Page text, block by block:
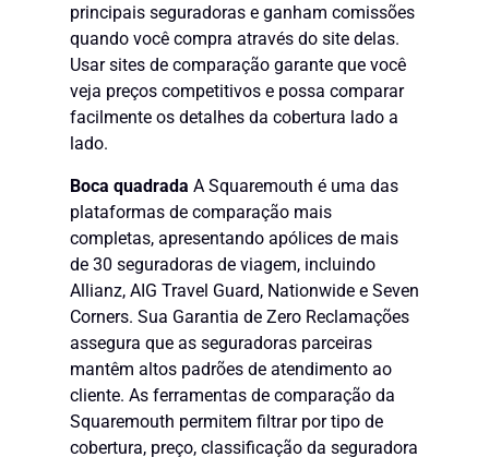
principais seguradoras e ganham comissões
quando você compra através do site delas.
Usar sites de comparação garante que você
veja preços competitivos e possa comparar
facilmente os detalhes da cobertura lado a
lado.
Boca quadrada A Squaremouth é uma das
plataformas de comparação mais
completas, apresentando apólices de mais
de 30 seguradoras de viagem, incluindo
Allianz, AIG Travel Guard, Nationwide e Seven
Corners. Sua Garantia de Zero Reclamações
assegura que as seguradoras parceiras
mantêm altos padrões de atendimento ao
cliente. As ferramentas de comparação da
Squaremouth permitem filtrar por tipo de
cobertura, preço, classificação da seguradora